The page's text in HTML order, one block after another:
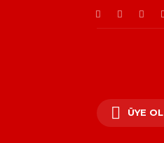
ÜYE OL